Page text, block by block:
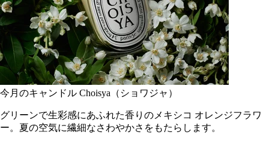
今月のキャンドル Choisya（ショワジャ）
グリーンで生彩感にあふれた香りのメキシコ オレンジフラワ
ー。夏の空気に繊細なさわやかさをもたらします。